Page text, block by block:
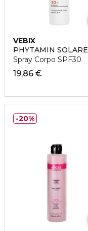
VEBIX
PHYTAMIN SOLARE
Spray Corpo SPF30
19,86 €
20%